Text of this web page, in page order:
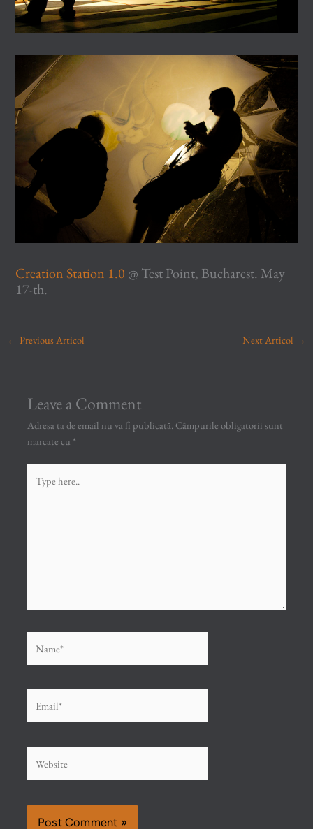
Creation Station 1.0 @ Test Point, Bucharest. May
17-th.
← Previous Articol Next Articol →
Leave a Comment
Adresa ta de email nu va fi publicată. Câmpurile obligatorii sunt
marcate cu *
here..